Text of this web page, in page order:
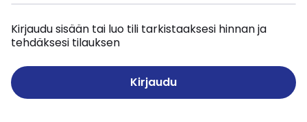
Kirjaudu sisään tai luo tili tarkistaaksesi hinnan ja
tehdäksesi tilauksen
Kirjaudu